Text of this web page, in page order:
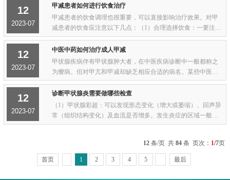
常者，亚甲炎反复发作者，或甲状腺肿大...
12
2023-07
甲减患者如何进行饮食治疗
甲减患者的饮食调理也很重要，可以直接影响治疗效果。对甲
减患者的饮食应注意以下几点：（1）合理选择饮食：一要注意
饮食的数量，二要注意饮食的品种，三要注意饮食的质量。甲
减患者多为虚寒体质，消化功能低下。故应...
12
2023-07
中医中药如何治疗成人甲减
甲状腺疾病伴有甲状腺肿大者，在中医疾病诊断中一般都称之
为瘿病。但对甲亢和甲减却缺乏相应合适的病名。某些中医病
名，如水肿、淤胀、虚劳等临床症状有与甲减相似之处，但又
不能等同于甲减。中医诊断有“病名”诊断...
12
2023-07
诊断甲状腺炎需要做哪些检查
（1）甲状腺彩超：可以发现形态变化（增大或萎缩）、回声异
常（组织结构变化）及血流是否增多。发生炎症的区域一般血
流是增多的。但与甲亢的血流普遍大量快速的火海状是不同
12 条/页 共84 条 页次： 1/7页
首页 1 2 3 4 5 最后